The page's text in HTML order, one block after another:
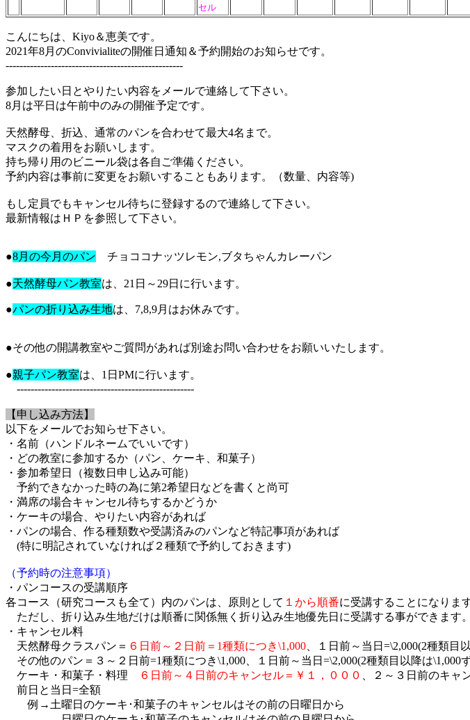
セル
こんにちは、Kiyo＆恵美です。
2021年8月のConvivialiteの開催日通知＆予約開始のお知らせです。
---------------------------------------------------
参加したい日とやりたい内容をメールで連絡して下さい。
8月は平日は午前中のみの開催予定です。
天然酵母、折込、通常のパンを合わせて最大4名まで。
マスクの着用をお願いします。
持ち帰り用のビニール袋は各自ご準備ください。
予約内容は事前に変更をお願いすることもあります。（数量、内容等)
もし定員でもキャンセル待ちに登録するので連絡して下さい。
最新情報はＨＰを参照して下さい。
●8月の今月のパン チョココナッツレモン,ブタちゃんカレーパン
●天然酵母パン教室は、21日～29日に行います。
●パンの折り込み生地は、7,8,9月はお休みです。
●その他の開講教室やご質問があれば別途お問い合わせをお願いいたします。
●親子パン教室は、1日PMに行います。
---------------------------------------------------
【申し込み方法】
以下をメールでお知らせ下さい。
・名前（ハンドルネームでいいです）
・どの教室に参加するか（パン、ケーキ、和菓子）
・参加希望日（複数日申し込み可能）
予約できなかった時の為に第2希望日などを書くと尚可
・満席の場合キャンセル待ちするかどうか
・ケーキの場合、やりたい内容があれば
・パンの場合、作る種類数や受講済みのパンなど特記事項があれば
(特に明記されていなければ２種類で予約しておきます)
（予約時の注意事項）
・パンコースの受講順序
各コース（研究コースも全て）内のパンは、原則として １から順番に受講することになります
ただし、折り込み生地だけは順番に関係無く折り込み生地優先日に受講する事ができます。
・キャンセル料
天然酵母クラスパン＝ ６日前～２日前＝ 1種類につき\1,000 、１日前～当日=\2,000(2種類目
その他のパン＝３～２日前=1種類につき\1,000、１日前～当日=\2,000(2種類目以降は\1,000
ケーキ・和菓子・料理
６日前～４日前のキャンセル＝￥１，０００
２～３日前のキャ
前日と当日=全額
例→土曜日のケーキ･和菓子のキャンセルはその前の日曜日から